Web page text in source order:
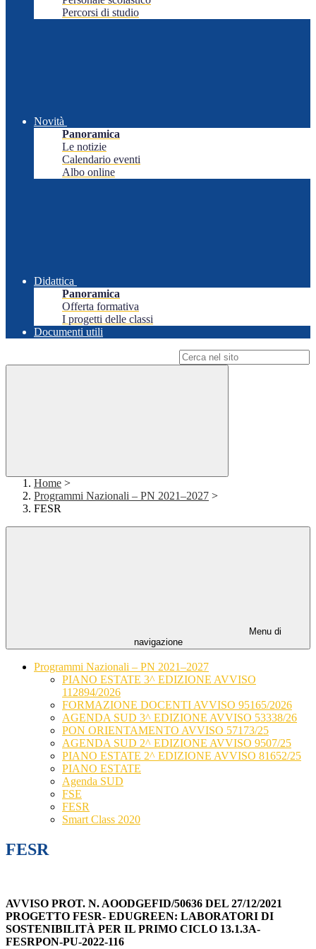
Percorsi di studio
Novità
Panoramica
Le notizie
Calendario eventi
Albo online
Didattica
Panoramica
Offerta formativa
I progetti delle classi
Documenti utili
Home >
Programmi Nazionali – PN 2021–2027 >
FESR
Menu di
navigazione
Programmi Nazionali – PN 2021–2027
PIANO ESTATE 3^ EDIZIONE AVVISO
112894/2026
FORMAZIONE DOCENTI AVVISO 95165/2026
AGENDA SUD 3^ EDIZIONE AVVISO 53338/26
PON ORIENTAMENTO AVVISO 57173/25
AGENDA SUD 2^ EDIZIONE AVVISO 9507/25
PIANO ESTATE 2^ EDIZIONE AVVISO 81652/25
PIANO ESTATE
Agenda SUD
FSE
FESR
Smart Class 2020
FESR
AVVISO PROT. N. AOODGEFID/50636 DEL 27/12/2021
PROGETTO FESR- EDUGREEN: LABORATORI DI
SOSTENIBILITÀ PER IL PRIMO CICLO 13.1.3A-
FESRPON-PU-2022-116